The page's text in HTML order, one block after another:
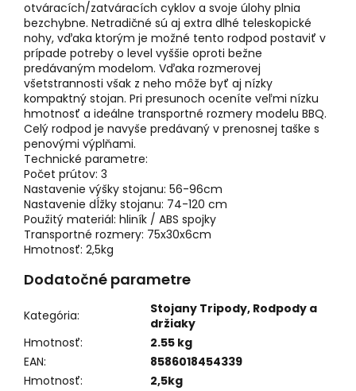
otváracích/zatváracích cyklov a svoje úlohy plnia
bezchybne. Netradičné sú aj extra dlhé teleskopické
nohy, vďaka ktorým je možné tento rodpod postaviť v
prípade potreby o level vyššie oproti bežne
predávaným modelom. Vďaka rozmerovej
všetstrannosti však z neho môže byť aj nízky
kompaktný stojan. Pri presunoch oceníte veľmi nízku
hmotnosť a ideálne transportné rozmery modelu BBQ.
Celý rodpod je navyše predávaný v prenosnej taške s
penovými výplňami.
Technické parametre:
Počet prútov: 3
Nastavenie výšky stojanu: 56-96cm
Nastavenie dĺžky stojanu: 74-120 cm
Použitý materiál: hliník / ABS spojky
Transportné rozmery: 75x30x6cm
Hmotnosť: 2,5kg
Dodatočné parametre
Kategória:
Stojany Tripody, Rodpody a
držiaky
Hmotnosť:
2.55 kg
EAN:
8586018454339
Hmotnosť:
2,5kg